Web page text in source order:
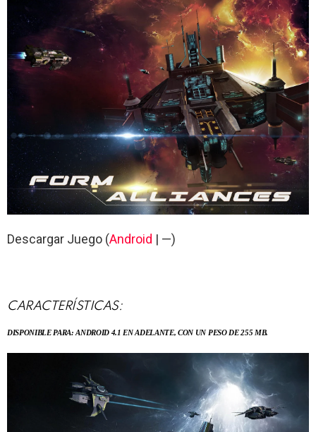
Descargar Juego (Android | —)
CARACTERÍSTICAS:
DISPONIBLE PARA: ANDROID 4.1 EN ADELANTE, CON UN PESO DE 255 MB.